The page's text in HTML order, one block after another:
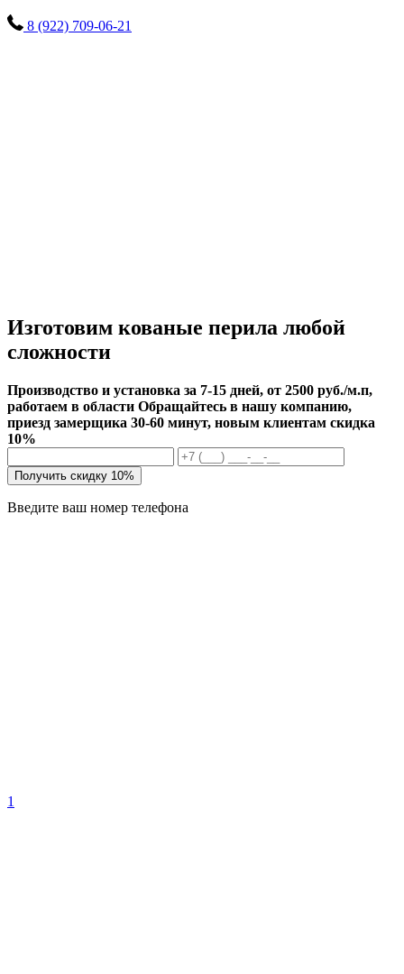
8 (922) 709-06-21
Изготовим кованые перила любой
сложности
Производство и установка за 7-15 дней, от 2500 руб./м.п,
работаем в области Обращайтесь в нашу компанию,
приезд замерщика 30-60 минут, новым клиентам скидка
10%
Получить скидку 10%
Введите ваш номер телефона
1